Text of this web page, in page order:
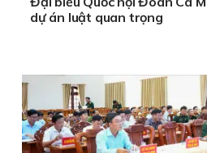
dự án luật quan trọng